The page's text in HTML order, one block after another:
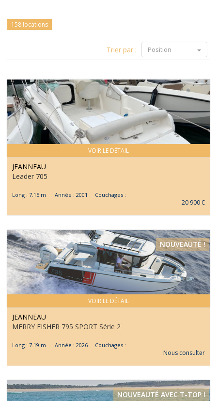
158 locations
Trier par : Position
VOIR LE DÉTAIL
JEANNEAU
Leader 705
Long : 7.15 m Année : 2001 Couchages :
20 900 €
VOIR LE DÉTAIL
NOUVEAUTÉ !
JEANNEAU
MERRY FISHER 795 SPORT Série 2
Long : 7.19 m Année : 2026 Couchages :
Nous consulter
NOUVEAUTÉ AVEC T-TOP !